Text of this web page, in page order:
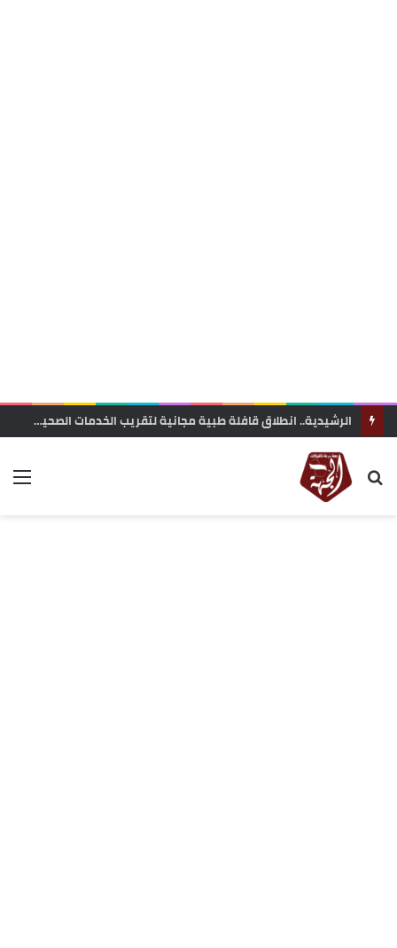
الرشيدية.. انطلاق قافلة طبية مجانية لتقريب الخدمات الصحية من ساكنة تنجداد وفركلة العليا